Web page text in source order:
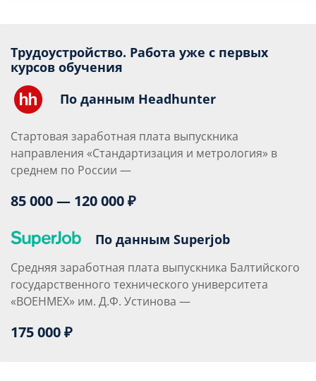
Трудоустройство. Работа уже с первых
курсов обучения
По данным Headhunter
Стартовая заработная плата выпускника
направления «Стандартизация и метрология» в
среднем по России —
85 000 — 120 000 ₽
По данным Superjob
Средняя заработная плата выпускника Балтийского
государственного технического университета
«ВОЕНМЕХ» им. Д.Ф. Устинова —
175 000 ₽